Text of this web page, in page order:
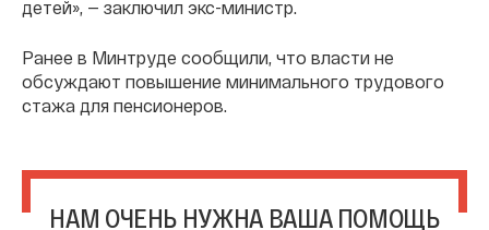
детей», — заключил экс-министр.
Ранее в Минтруде сообщили, что власти не
обсуждают повышение минимального трудового
стажа для пенсионеров.
НАМ ОЧЕНЬ НУЖНА ВАША ПОМОЩЬ